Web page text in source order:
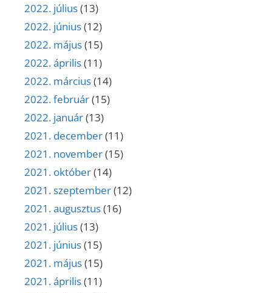
2022. július(13)
2022. június(12)
2022. május(15)
2022. április(11)
2022. március(14)
2022. február(15)
2022. január(13)
2021. december(11)
2021. november(15)
2021. október(14)
2021. szeptember(12)
2021. augusztus(16)
2021. július(13)
2021. június(15)
2021. május(15)
2021. április(11)